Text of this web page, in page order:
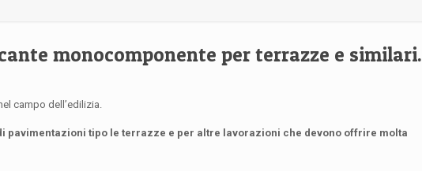
monocomponente per terrazze e similari.
campo dell’edilizia.
pavimentazioni tipo le terrazze e per altre lavorazioni che devono offrire molta